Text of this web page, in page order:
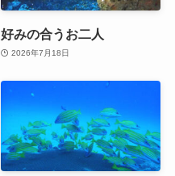
好みの合うお二人
2026年7月18日